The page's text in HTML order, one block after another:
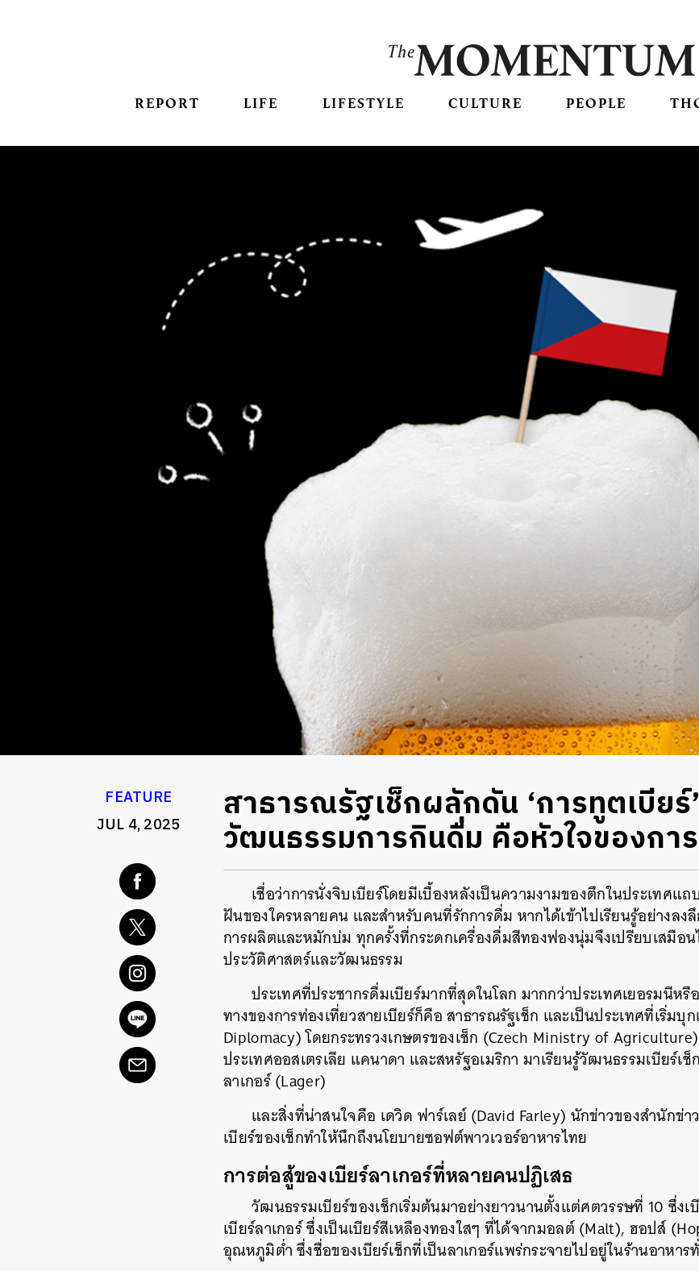
REPORT LIFE LIFESTYLE CULTURE PEOPLE
FEATURE
JUL 4, 2025
สาธารณรัฐเช็กผลักดัน ‘การทูตเบียร์
วัฒนธรรมการกินดื่ม คือหัวใจของกา
เชื่อว่าการนั่งจิบเบียร์โดยมีเบื้องหลังเป็นความงามของตึกในประเทศแ
ฝันของใครหลายคน และสำหรับคนที่รักการดื่ม หากได้เข้าไปเรียนรู้อย่างล
การผลิตและหมักบ่ม ทุกครั้งที่กระดกเครื่องดื่มสีทองฟองนุ่มจึงเปรียบเสมือ
ประวัติศาสตร์และวัฒนธรรม
ประเทศที่ประชากรดื่มเบียร์มากที่สุดในโลก มากกว่าประเทศเยอรมนีห
ทางของการท่องเที่ยวสายเบียร์ก็คือ สาธารณรัฐเช็ก และเป็นประเทศที่เริ่มบุก
Diplomacy) โดยกระทรวงเกษตรของเช็ก (Czech Ministry of
ประเทศออสเตรเลีย แคนาดา และสหรัฐอเมริกา มาเรียนรู้วัฒนธรรมเบียร์เช็
ลาเกอร์ (Lager)
และสิ่งที่น่าสนใจคือ เดวิด ฟาร์เลย์ (David Farley) นักข่าวของสำนักข่า
เบียร์ของเช็กทำให้นึกถึงนโยบายซอฟต์พาวเวอร์อาหารไทย
การต่อสู้ของเบียร์ลาเกอร์ที่หลายคนปฏิเสธ
วัฒนธรรมเบียร์ของเช็กเริ่มต้นมาอย่างยาวนานตั้งแต่ศตวรรษที่ 10 ซึ่งเ
เบียร์ลาเกอร์ ซึ่งเป็นเบียร์สีเหลืองทองใสๆ ที่ได้จากมอลต์ (Malt), ฮอปส์
อุณหภูมิต่ำ ซึ่งชื่อของเบียร์เช็กที่เป็นลาเกอร์แพร่กระจายไปอยู่ในร้านอาหาร